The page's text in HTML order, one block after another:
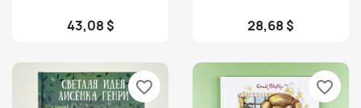
43,08 $ 28,68 $
favorite_border favorite_border